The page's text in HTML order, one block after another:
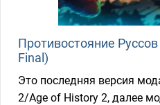
Противостояние
Final)
Это последняя версия
2/Age of History 2, далее